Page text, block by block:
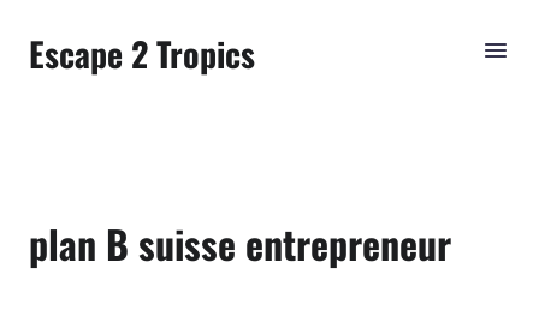
Escape 2 Tropics
plan B suisse entrepreneur